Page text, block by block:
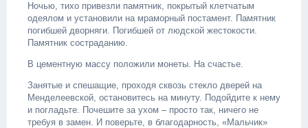
Ночью, тихо привезли памятник, покрытый клетчатым
одеялом и установили на мраморный постамент. Памятник
погибшей дворняги. Погибшей от людской жестокости.
Памятник состраданию.
В цементную массу положили монеты. На счастье.
Занятые и спешащие, проходя сквозь стекло дверей на
Менделеевской, остановитесь на минуту. Подойдите к нему
и погладьте. Почешите за ухом – просто так, ничего не
требуя в замен. И поверьте, в благодарность, «Мальчик»